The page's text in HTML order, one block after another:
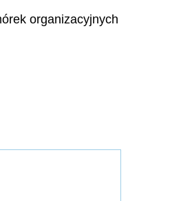
organizacyjnych